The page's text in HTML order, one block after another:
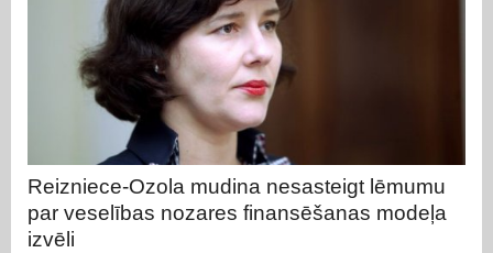
Reizniece-Ozola mudina nesasteigt lēmumu
par veselības nozares finansēšanas modeļa
izvēli